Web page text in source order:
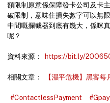
額限制原意係保障發卡公司及卡
破限制，意味住損失數字可以無
中間嘅攔截器到底有幾大，係咪
呢？
資料來源： https://bit.ly/
相關文章： 【濕平危機】黑客每
#ContactlessPayment #Gpay